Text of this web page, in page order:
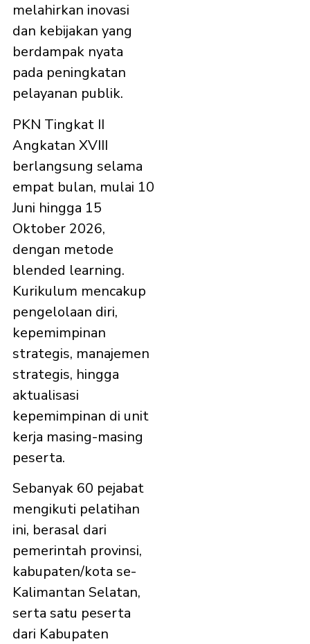
melahirkan inovasi
dan kebijakan yang
berdampak nyata
pada peningkatan
pelayanan publik.
PKN Tingkat II
Angkatan XVIII
berlangsung selama
empat bulan, mulai 10
Juni hingga 15
Oktober 2026,
dengan metode
blended learning.
Kurikulum mencakup
pengelolaan diri,
kepemimpinan
strategis, manajemen
strategis, hingga
aktualisasi
kepemimpinan di unit
kerja masing-masing
peserta.
Sebanyak 60 pejabat
mengikuti pelatihan
ini, berasal dari
pemerintah provinsi,
kabupaten/kota se-
Kalimantan Selatan,
serta satu peserta
dari Kabupaten